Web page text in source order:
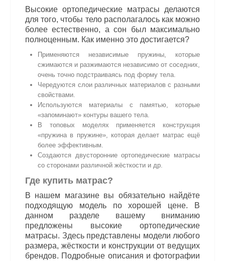
Высокие ортопедические матрасы делаются
для того, чтобы тело располагалось как можно
более естественно, а сон был максимально
полноценным. Как именно это достигается?
Применяются независимые пружины, которые
сжимаются и разжимаются независимо от соседних,
очень точно подстраиваясь под форму тела.
Чередуются слои различных материалов с разными
свойствами.
Используются материалы с памятью, которые
«запоминают» контуры вашего тела.
В топовых моделях применяется конструкция
«пружина в пружине», которая делает матрас ещё
более эффективным.
Создаются двусторонние ортопедические матрасы
со сторонами различной жёсткости и др.
Где купить матрас?
В нашем магазине вы обязательно найдёте
подходящую модель по хорошей цене. В
данном разделе вашему вниманию
предложены высокие ортопедические
матрасы. Здесь представлены модели любого
размера, жёсткости и конструкции от ведущих
брендов. Подробные описания и фотографии